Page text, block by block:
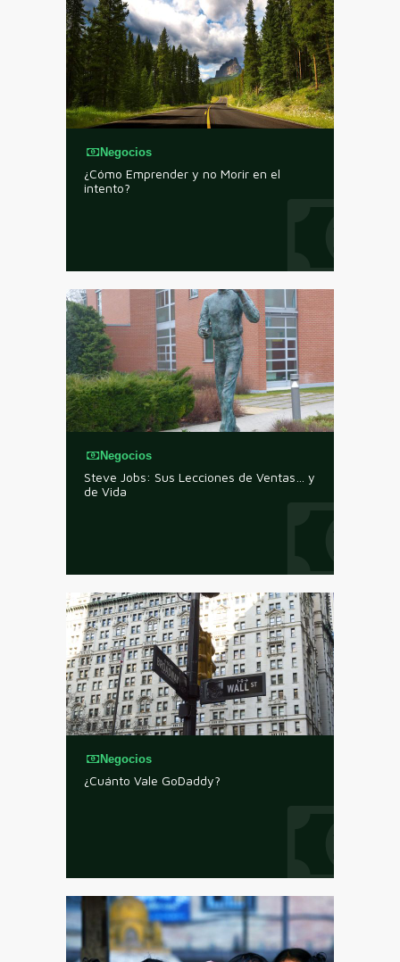
Negocios
¿Cómo Emprender y no Morir en el
intento?
Negocios
Steve Jobs: Sus Lecciones de Ventas… y
de Vida
Negocios
¿Cuánto Vale GoDaddy?